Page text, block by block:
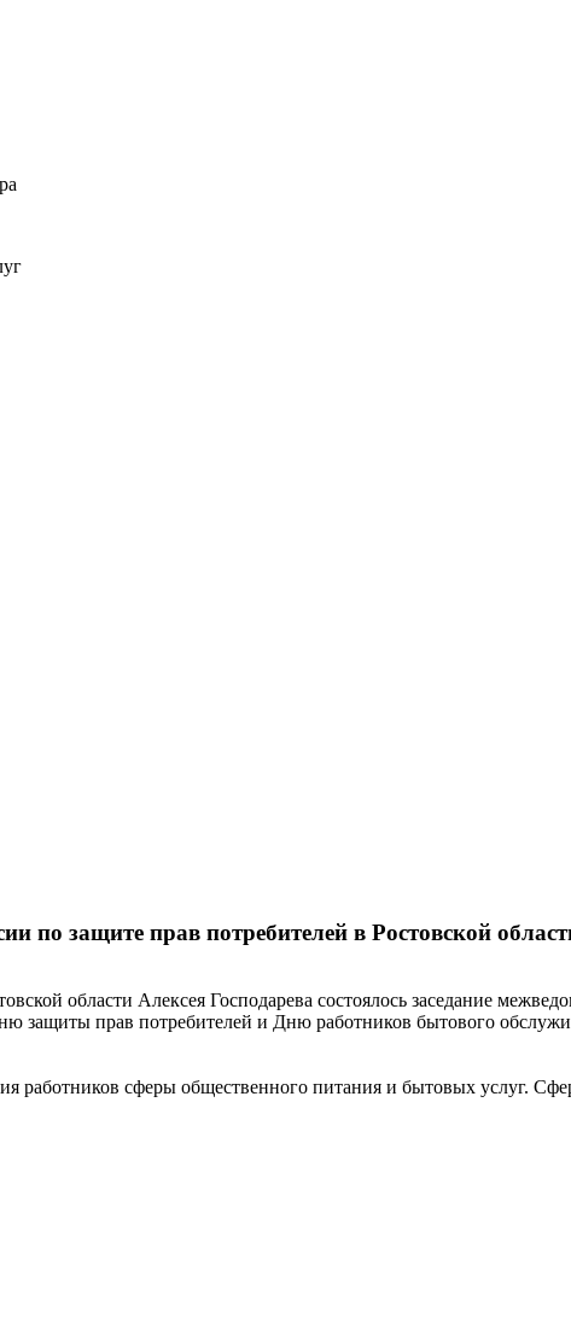
по защите прав потребителей в Ростовской
области Алексея Господарева состоялось заседание
защиты прав потребителей и Дню работников бытового
работников сферы общественного питания и бытовых услуг.